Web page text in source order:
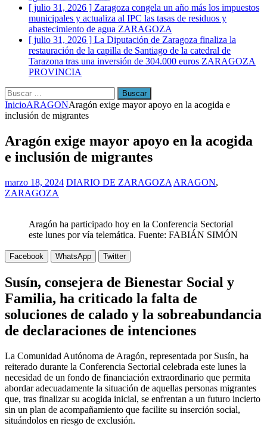
[ julio 31, 2026 ] Zaragoza congela un año más los impuestos
municipales y actualiza al IPC las tasas de residuos y
abastecimiento de agua ZARAGOZA
[ julio 31, 2026 ] La Diputación de Zaragoza finaliza la
restauración de la capilla de Santiago de la catedral de
Tarazona tras una inversión de 304.000 euros ZARAGOZA
PROVINCIA
Buscar:
InicioARAGONAragón exige mayor apoyo en la acogida e
inclusión de migrantes
Aragón exige mayor apoyo en la acogida
e inclusión de migrantes
marzo 18, 2024 DIARIO DE ZARAGOZA ARAGON,
ZARAGOZA
Aragón ha participado hoy en la Conferencia Sectorial
este lunes por vía telemática. Fuente: FABIÁN SIMÓN
Facebook WhatsApp Twitter
Susín, consejera de Bienestar Social y
Familia, ha criticado la falta de
soluciones de calado y la sobreabundancia
de declaraciones de intenciones
La Comunidad Autónoma de Aragón, representada por Susín, ha
reiterado durante la Conferencia Sectorial celebrada este lunes la
necesidad de un fondo de financiación extraordinario que permita
abordar adecuadamente la situación de aquellas personas migrantes
que, tras finalizar su acogida inicial, se enfrentan a un futuro incierto
sin un plan de acompañamiento que facilite su inserción social,
situándolos en riesgo de exclusión.